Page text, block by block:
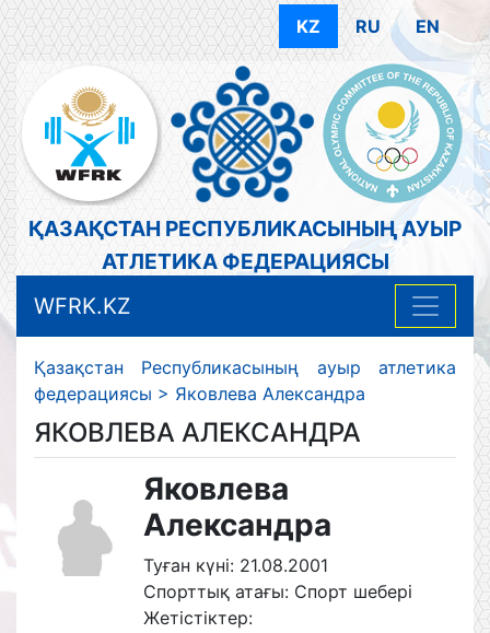
KZ RU EN
ҚАЗАҚСТАН РЕСПУБЛИКАСЫНЫҢ АУЫР
АТЛЕТИКА ФЕДЕРАЦИЯСЫ
WFRK.KZ
Қазақстан Республикасының ауыр атлетика
федерациясы > Яковлева Александра
ЯКОВЛЕВА АЛЕКСАНДРА
Яковлева
Александра
Туған күні: 21.08.2001
Спорттық атағы: Спорт шебері
Жетістіктер: